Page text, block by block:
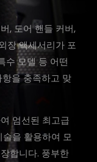
, 도어 핸들 커버,
장 액세서리가 포
수 모델 등 어떤
을 충족하고 맞
엄선된 최고급
을 활용하여 모
합니다. 풍부한